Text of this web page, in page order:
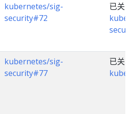
kubernetes/sig-
security#72
已关闭
kubernetes/sig-
security#77
已关闭